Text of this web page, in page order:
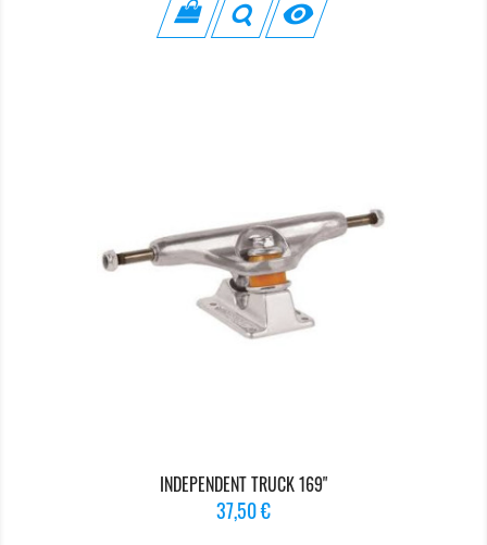

INDEPENDENT TRUCK 169"
Prix
37,50 €